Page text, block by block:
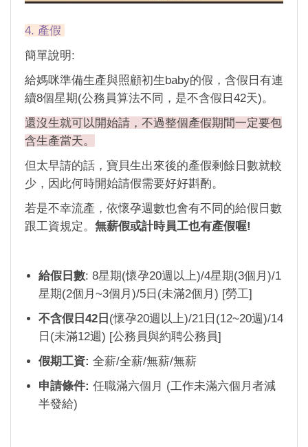
4. 產假
簡單說明:
給媽咪準備生產與照顧初生baby的假，含假日有連
續8個星期(公務員算法不同，是不含假日42天)。
還沒生就可以開始請，不過整個產假期間一定要包
含生產當天。
但太早請的話，寶貝生出來後的產假剩餘日數就較
少，因此何時開始請假需要好好斟酌。
若是不幸流產，依懷孕週數也會有不同的給假日數
跟工資規定。 無薪假或計時員工也有產假喔!
給假日數: 8星期(懷孕20週以上)/4星期(3個月)/1
星期(2個月~3個月)/5日(未滿2個月) [勞工]
不含假日42日 (懷孕20週以上)/21日(12~20週)/14
日(未滿12週) [公務員與約聘公務員]
假期工資: 全薪/全薪/無薪/無薪
申請條件: 任職滿六個月 (工作未滿六個月者減
半發給)